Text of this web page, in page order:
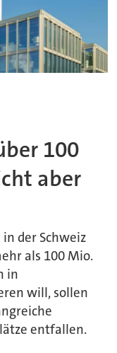
100
aber
der Schweiz
als 100 Mio.
in
will, sollen
entfallen.